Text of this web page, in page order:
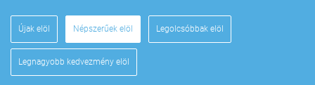
Újak elöl Népszerűek elöl Legolcsóbbak elöl
Legnagyobb kedvezmény elöl